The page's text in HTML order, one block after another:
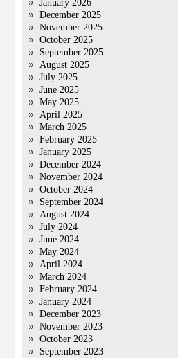
January 2026
December 2025
November 2025
October 2025
September 2025
August 2025
July 2025
June 2025
May 2025
April 2025
March 2025
February 2025
January 2025
December 2024
November 2024
October 2024
September 2024
August 2024
July 2024
June 2024
May 2024
April 2024
March 2024
February 2024
January 2024
December 2023
November 2023
October 2023
September 2023